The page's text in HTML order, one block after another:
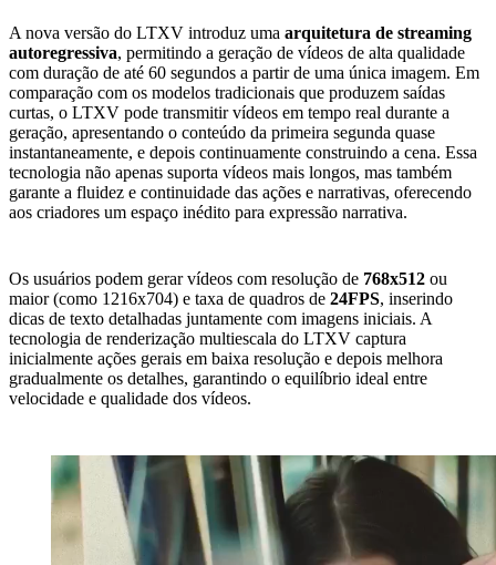
A nova versão do LTXV introduz uma arquitetura de streaming
autoregressiva, permitindo a geração de vídeos de alta qualidade
com duração de até 60 segundos a partir de uma única imagem. Em
comparação com os modelos tradicionais que produzem saídas
curtas, o LTXV pode transmitir vídeos em tempo real durante a
geração, apresentando o conteúdo da primeira segunda quase
instantaneamente, e depois continuamente construindo a cena. Essa
tecnologia não apenas suporta vídeos mais longos, mas também
garante a fluidez e continuidade das ações e narrativas, oferecendo
aos criadores um espaço inédito para expressão narrativa.
Os usuários podem gerar vídeos com resolução de 768x512 ou
maior (como 1216x704) e taxa de quadros de 24FPS, inserindo
dicas de texto detalhadas juntamente com imagens iniciais. A
tecnologia de renderização multiescala do LTXV captura
inicialmente ações gerais em baixa resolução e depois melhora
gradualmente os detalhes, garantindo o equilíbrio ideal entre
velocidade e qualidade dos vídeos.